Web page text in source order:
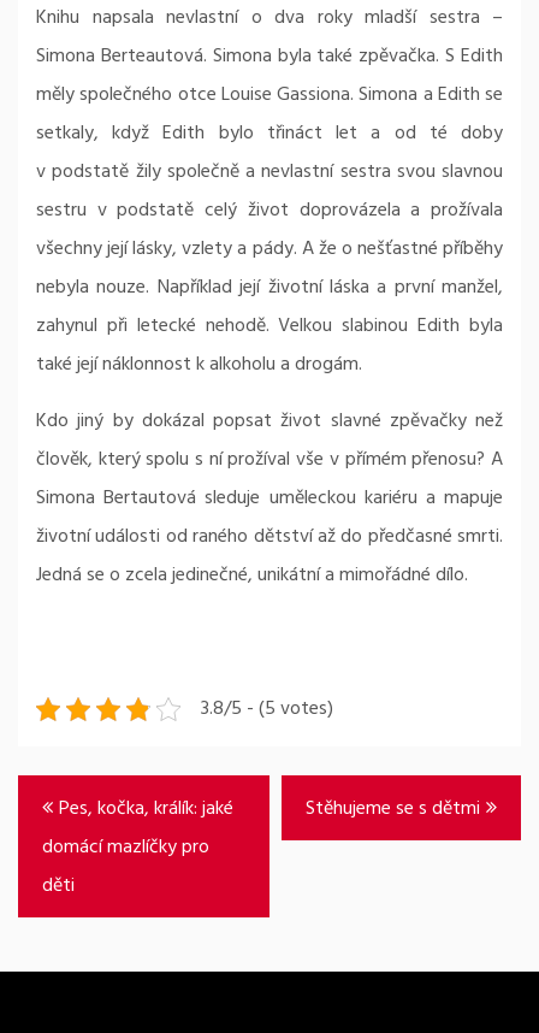
Knihu napsala nevlastní o dva roky mladší sestra –
Simona Berteautová. Simona byla také zpěvačka. S Edith
měly společného otce Louise Gassiona. Simona a Edith se
setkaly, když Edith bylo třináct let a od té doby
v podstatě žily společně a nevlastní sestra svou slavnou
sestru v podstatě celý život doprovázela a prožívala
všechny její lásky, vzlety a pády. A že o nešťastné příběhy
nebyla nouze. Například její životní láska a první manžel,
zahynul při letecké nehodě. Velkou slabinou Edith byla
také její náklonnost k alkoholu a drogám.
Kdo jiný by dokázal popsat život slavné zpěvačky než
člověk, který spolu s ní prožíval vše v přímém přenosu? A
Simona Bertautová sleduje uměleckou kariéru a mapuje
životní události od raného dětství až do předčasné smrti.
Jedná se o zcela jedinečné, unikátní a mimořádné dílo.
3.8/5 - (5 votes)
Navigace
pro
příspěvek
Pes, kočka, králík: jaké
domácí mazlíčky pro
děti
Stěhujeme se s dětmi